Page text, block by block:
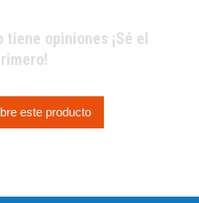
opiniones ¡Sé el
este producto